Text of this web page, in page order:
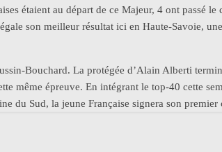
étaient au départ de ce Majeur, 4 ont passé
son meilleur résultat ici en Haute-Savoie,
Bouchard. La protégée d’Alain Alberti
même épreuve. En intégrant le top-40 cette
du Sud, la jeune Française signera son